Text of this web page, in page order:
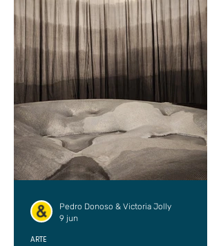
ARTE
Pedro Donoso & Victoria Jolly
9 jun